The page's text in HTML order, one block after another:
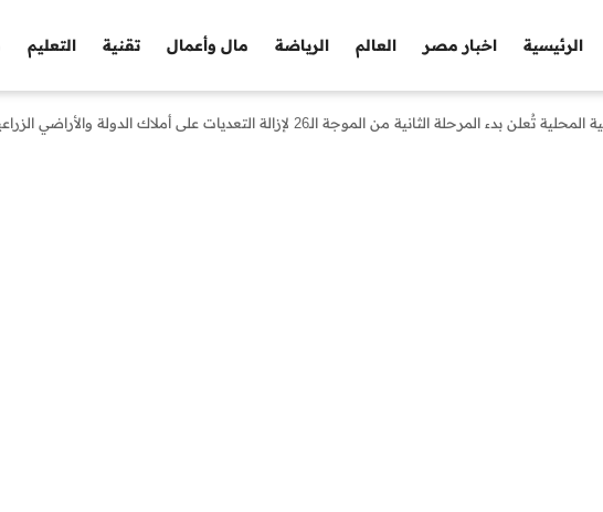
الرئيسية اخبار مصر العالم الرياضة مال وأعمال تقنية التعليم
تُعلن بدء المرحلة الثانية من الموجة الـ26 لإزالة التعديات على أملاك الدولة والأراضي الزراعية.